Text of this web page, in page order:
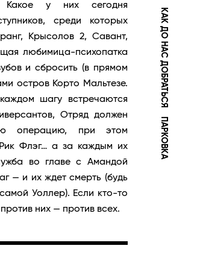
КАК ДО НАС ДОБРАТЬСЯ
ПАРКОВКА
Какое у них сегодня
среди которых
Крысолов 2, Савант,
любимица-психопатка
и сбросить (в прямом
остров Корто Мальтезе.
шагу встречаются
Отряд должен
операцию, при этом
Флэг… а за каждым их
во главе с Амандой
— и их ждет смерть (будь
Уоллер). Если кто-то
них — против всех.